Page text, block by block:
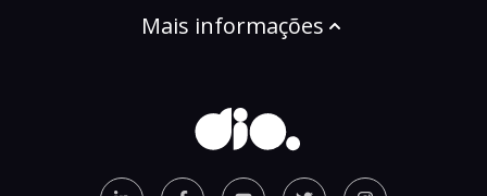
Mais informações